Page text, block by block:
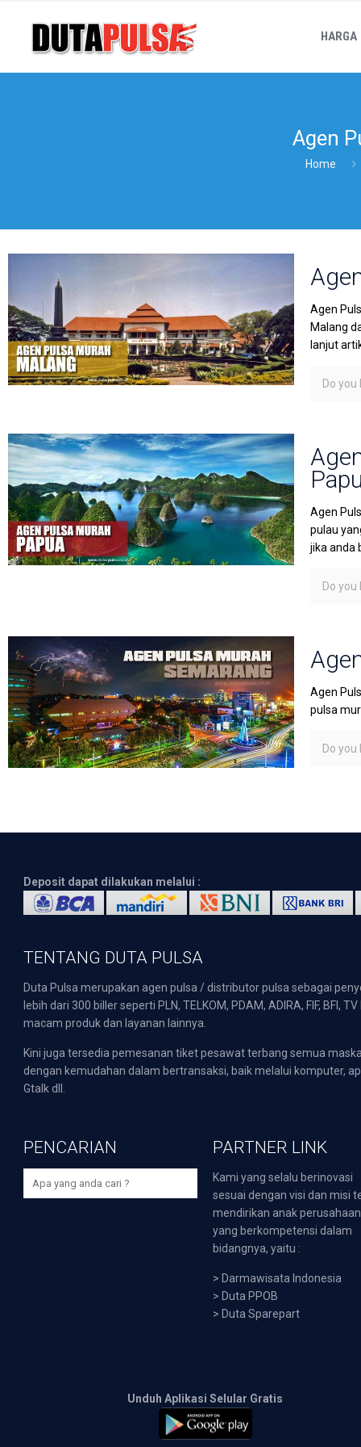
HARGA
Agen
Home
Agen
Malang
lanjut
Do you
Agen
pulau
jika anda
Do you
Agen
pulsa
Do you
Deposit dapat dilakukan melalui :
TENTANG DUTA PULSA
Duta Pulsa merupakan agen pulsa / distributor pulsa sebagai
lebih dari 300 biller seperti PLN, TELKOM, PDAM, ADIRA, FIF,
macam produk dan layanan lainnya.
Kini juga tersedia pemesanan tiket pesawat terbang semua
dengan kemudahan dalam bertransaksi, baik melalui komputer,
Gtalk dll.
PENCARIAN PARTNER LINK
Kami yang selalu berinovasi
sesuai dengan visi dan misi
mendirikan anak perusahaan
yang berkompetensi dalam
bidangnya, yaitu :
> Darmawisata Indonesia
> Duta PPOB
> Duta Sparepart
Unduh Aplikasi Selular Gratis